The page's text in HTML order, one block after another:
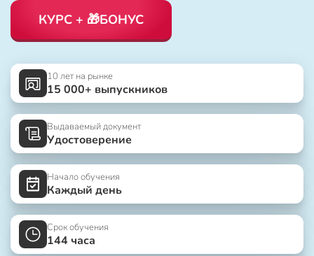
КУРС + 🎁БОНУС
10 лет на рынке
15 000+ выпускников
Выдаваемый документ
Удостоверение
Начало обучения
Каждый день
Срок обучения
144 часа